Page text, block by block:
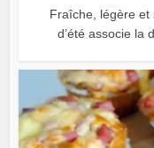
Fraîche, légère et
d’été associe la